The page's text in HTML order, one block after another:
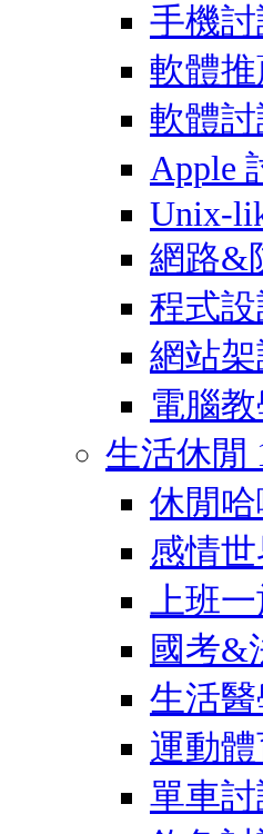
手機
軟體
軟體
Apple
Unix-
網路&
程式
網站
電腦
生活休閒
休閒
感情世
上班
國考&
生活
運動
單車